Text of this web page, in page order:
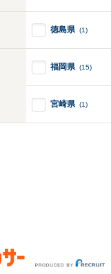
徳島県 (1)
福岡県 (15)
宮崎県 (1)